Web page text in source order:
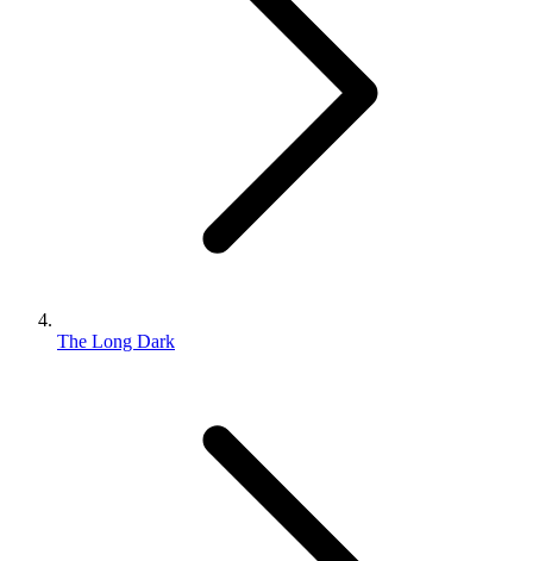
The Long Dark